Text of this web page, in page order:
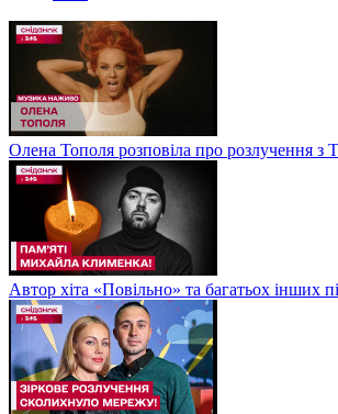
Олена Тополя розповіла про розлучення з
Автор хіта «Повільно» та багатьох інших